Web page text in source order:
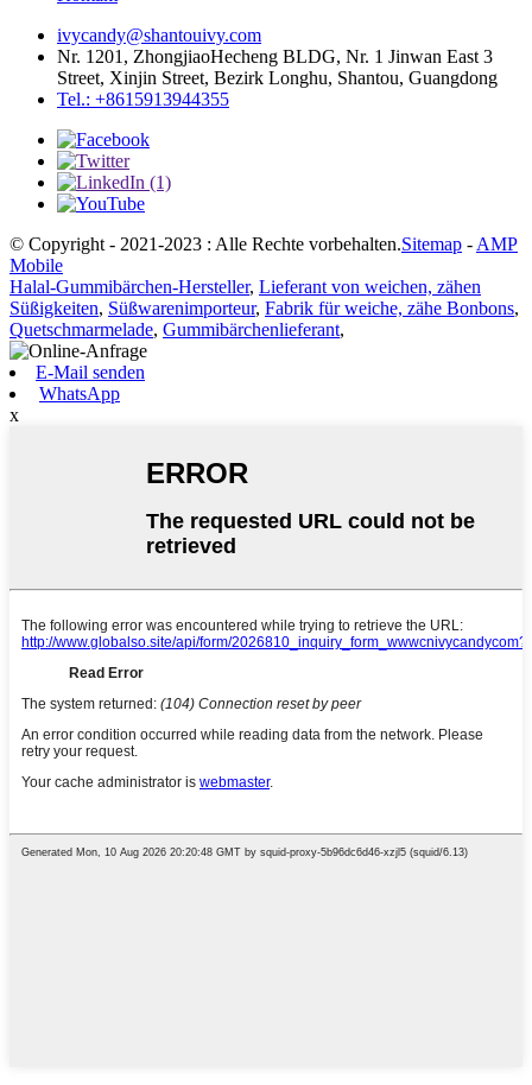
ivycandy@shantouivy.com
Nr. 1201, ZhongjiaoHecheng BLDG, Nr. 1 Jinwan East 3
Street, Xinjin Street, Bezirk Longhu, Shantou, Guangdong
Tel.: +8615913944355
© Copyright - 2021-2023 : Alle Rechte vorbehalten.Sitemap - AMP
Mobile
Halal-Gummibärchen-Hersteller, Lieferant von weichen, zähen
Süßigkeiten, Süßwarenimporteur, Fabrik für weiche, zähe Bonbons,
Quetschmarmelade, Gummibärchenlieferant,
E-Mail senden
WhatsApp
x